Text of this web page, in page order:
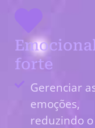
forte
Gerenciar
emoções,
reduzindo o